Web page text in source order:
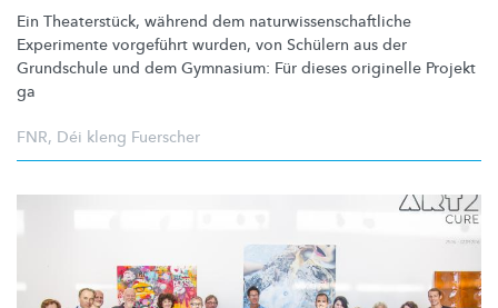
Ein Theaterstück, während dem naturwissenschaftliche
Experimente vorgeführt wurden, von Schülern aus der
Grundschule und dem Gymnasium: Für dieses originelle Projekt
ga
FNR, Déi kleng Fuerscher